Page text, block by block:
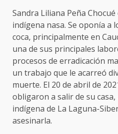
Sandra Liliana Peña
indígena nasa. Se oponía a
coca, principalmente en
una de sus principales
procesos de erradicación
un trabajo que le acarreó
muerte. El 20 de abril de
obligaron a salir de su
indígena de La Laguna-
asesinarla.